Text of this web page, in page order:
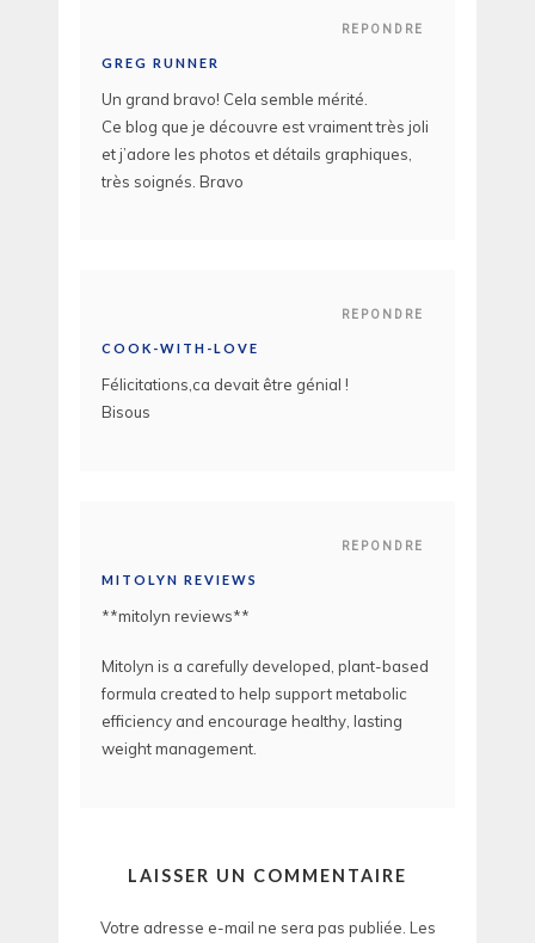
REPONDRE
GREG RUNNER
Un grand bravo! Cela semble mérité.
Ce blog que je découvre est vraiment très joli
et j’adore les photos et détails graphiques,
très soignés. Bravo
REPONDRE
COOK-WITH-LOVE
Félicitations,ca devait être génial !
Bisous
REPONDRE
MITOLYN REVIEWS
**mitolyn reviews**
Mitolyn is a carefully developed, plant-based
formula created to help support metabolic
efficiency and encourage healthy, lasting
weight management.
LAISSER UN COMMENTAIRE
Votre adresse e-mail ne sera pas publiée. Les